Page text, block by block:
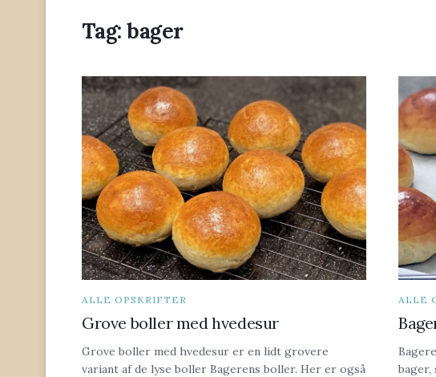
Tag:bager
ALLE OPSKRIFTER
Grove boller med hvedesur
Grove boller med hvedesur er en lidt grovere
variant af de lyse boller Bagerens boller. Her er også
ALLE